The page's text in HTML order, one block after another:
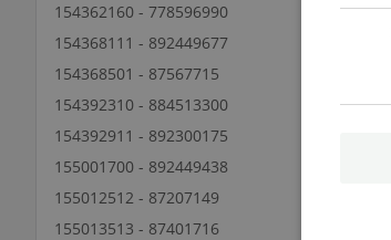
154362160 - 778596990 82
154368111 - 892449677
154368501 - 87567715
154392310 - 884513300 20
154392911 - 892300175
155001700 - 892449438
155012512 - 87207149
155013513 - 87401716